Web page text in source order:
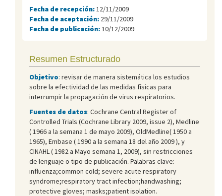
Fecha de recepción: 12/11/2009
Fecha de aceptación: 29/11/2009
Fecha de publicación: 10/12/2009
Resumen Estructurado
Objetivo: revisar de manera sistemática los estudios
sobre la efectividad de las medidas físicas para
interrumpir la propagación de virus respiratorios.
Fuentes de datos: Cochrane Central Register of
Controlled Trials (Cochrane Library 2009, issue 2), Medline
( 1966 a la semana 1 de mayo 2009), OldMedline( 1950 a
1965), Embase ( 1990 a la semana 18 del año 2009 ), y
CINAHL ( 1982 a Mayo semana 1, 2009), sin restricciones
de lenguaje o tipo de publicación. Palabras clave:
influenza;common cold; severe acute respiratory
syndrome;respiratory tract infection;handwashing;
protective gloves; masks;patient isolation.